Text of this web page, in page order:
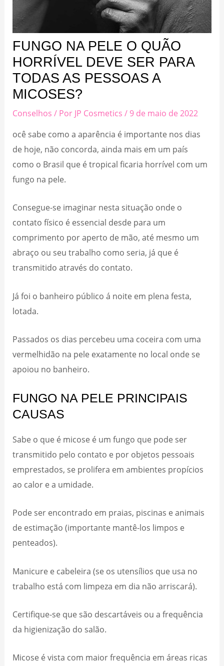
FUNGO NA PELE O QUÃO
HORRÍVEL DEVE SER PARA
TODAS AS PESSOAS A
MICOSES?
Conselhos / Por JP Cosmetics/ 9 de maio de 2022
ocê sabe como a aparência é importante nos dias
de hoje, não concorda, ainda mais em um país
como o Brasil que é tropical ficaria horrível com um
fungo na pele.
Consegue-se imaginar nesta situação onde o
contato físico é essencial desde para um
comprimento por aperto de mão, até mesmo um
abraço ou seu trabalho como seria, já que é
transmitido através do contato.
Já foi o banheiro público á noite em plena festa,
lotada.
Passados os dias percebeu uma coceira com uma
vermelhidão na pele exatamente no local onde se
apoiou no banheiro.
FUNGO NA PELE PRINCIPAIS
CAUSAS
Sabe o que é micose é um fungo que pode ser
transmitido pelo contato e por objetos pessoais
emprestados, se prolifera em ambientes propícios
ao calor e a umidade.
Pode ser encontrado em praias, piscinas e animais
de estimação (importante mantê-los limpos e
penteados).
Manicure e cabeleira (se os utensílios que usa no
trabalho está com limpeza em dia não arriscará).
Certifique-se que são descartáveis ou a frequência
da higienização do salão.
Micose é vista com maior frequência em áreas ricas